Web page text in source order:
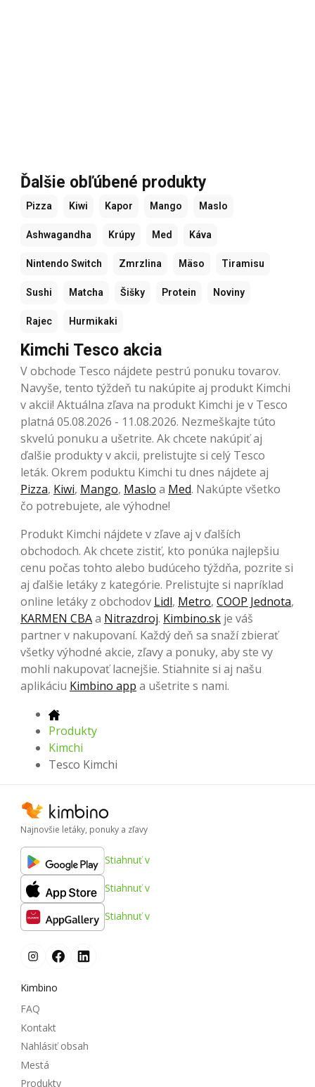
Ďalšie obľúbené produkty
Pizza Kiwi Kapor Mango Maslo
Ashwagandha Krúpy Med Káva
Nintendo Switch Zmrzlina Mäso Tiramisu
Sushi Matcha Šišky Protein Noviny
Rajec Hurmikaki
Kimchi Tesco akcia
V obchode Tesco nájdete pestrú ponuku tovarov.
Navyše, tento týždeň tu nakúpite aj produkt Kimchi
v akcii! Aktuálna zľava na produkt Kimchi je v Tesco
platná 05.08.2026 - 11.08.2026. Nezmeškajte túto
skvelú ponuku a ušetrite. Ak chcete nakúpiť aj
ďalšie produkty v akcii, prelistujte si celý Tesco
leták. Okrem poduktu Kimchi tu dnes nájdete aj
Pizza, Kiwi, Mango, Maslo a Med. Nakúpte všetko
čo potrebujete, ale výhodne!
Produkt Kimchi nájdete v zľave aj v ďalších
obchodoch. Ak chcete zistiť, kto ponúka najlepšiu
cenu počas tohto alebo budúceho týždňa, pozrite si
aj ďalšie letáky z kategórie. Prelistujte si napríklad
online letáky z obchodov Lidl, Metro, COOP Jednota,
KARMEN CBAa Nitrazdroj. Kimbino.sk je váš
partner v nakupovaní. Každý deň sa snaží zbierať
všetky výhodné akcie, zľavy a ponuky, aby ste vy
mohli nakupovať lacnejšie. Stiahnite si aj našu
aplikáciu Kimbino app a ušetrite s nami.
Produkty
Kimchi
Tesco Kimchi
Najnovšie letáky, ponuky a zľavy
Stiahnuť v
Stiahnuť v
Stiahnuť v
Kimbino
FAQ
Kontakt
Nahlásiť obsah
Mestá
Produkty